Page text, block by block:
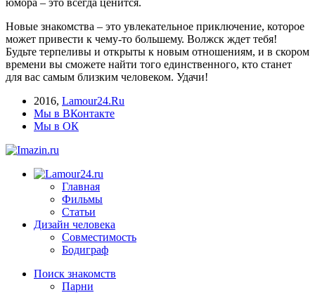
Новые знакомства – это увлекательное приключение, которое
может привести к чему-то большему. Волжск ждет тебя!
Будьте терпеливы и открыты к новым отношениям, и в скором
времени вы сможете найти того единственного, кто станет
для вас самым близким человеком. Удачи!
2016, Lamour24.Ru
Мы в ВКонтакте
Мы в ОК
Главная
Фильмы
Статьи
Дизайн человека
Совместимость
Бодиграф
Поиск знакомств
Парни